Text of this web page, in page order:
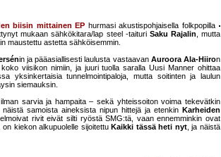
biisin mittainen EP hurmasi akustispohjaisella folkpopilla
mukaan sähkökitara/lap steel -taituri Saku Rajalin, mutta
maustettu astetta sähköisemmin.
in ja pääasiallisesti laulusta vastaavan Auroora Ala-Hiiron
viisikon nimiin, ja juuri tuolla saralla Uusi Manner ohittaa
yksinkertaisia tunnelmointipaloja, mutta soitinten ja laulun
siemauksin.
sarvia ja hampaita – sekä yhteissoiton voima tekevätkin
samoista aineksista nipun hittejä ja etenkin Karheiden
rivit eivät silti ryöstä SMG:tä, vaan ennemminkin ovat
kiekon alkupuolelle sijoitettu Kaikki tässä heti nyt, ja näistä